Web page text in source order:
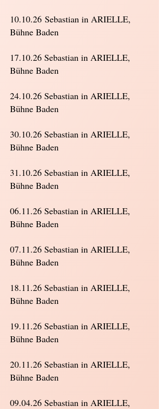
10.10.26 Sebastian in ARIELLE,
Bühne Baden
17.10.26 Sebastian in ARIELLE,
Bühne Baden
24.10.26 Sebastian in ARIELLE,
Bühne Baden
30.10.26 Sebastian in ARIELLE,
Bühne Baden
31.10.26 Sebastian in ARIELLE,
Bühne Baden
06.11.26 Sebastian in ARIELLE,
Bühne Baden
07.11.26 Sebastian in ARIELLE,
Bühne Baden
18.11.26 Sebastian in ARIELLE,
Bühne Baden
19.11.26 Sebastian in ARIELLE,
Bühne Baden
20.11.26 Sebastian in ARIELLE,
Bühne Baden
09.04.26 Sebastian in ARIELLE,